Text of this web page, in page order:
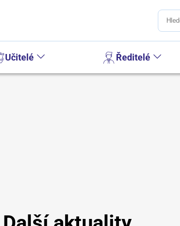
Učitelé Ředitelé